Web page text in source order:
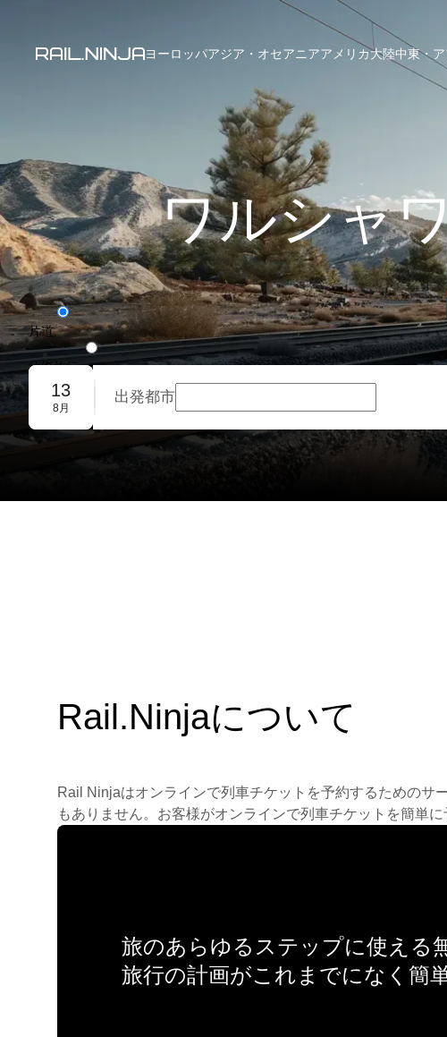
ヨーロッパアジア・オセアニアアメリカ大陸中東・
ワルシャ
片道
往復旅行
団体予約
13
8月
出発都市
Rail.Ninjaについて
Rail Ninjaはオンラインで列車チケットを予約するためのサ
もありません。お客様がオンラインで列車チケットを簡単
旅のあらゆるステップに使える
旅行の計画がこれまでになく簡